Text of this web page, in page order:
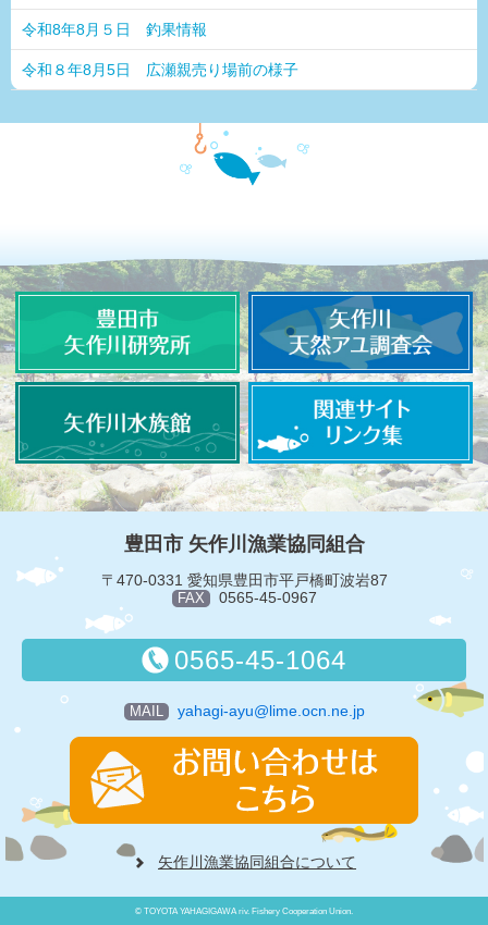
令和8年8月５日 釣果情報
令和８年8月5日 広瀬親売り場前の様子
豊田市 矢作川漁業協同組合
〒470-0331 愛知県豊田市平戸橋町波岩87
FAX 0565-45-0967
0565-45-1064
MAIL yahagi-ayu@lime.ocn.ne.jp
矢作川漁業協同組合について
© TOYOTA YAHAGIGAWA riv. Fishery Cooperation Union.